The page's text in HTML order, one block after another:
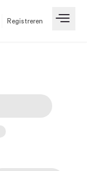
Registreren